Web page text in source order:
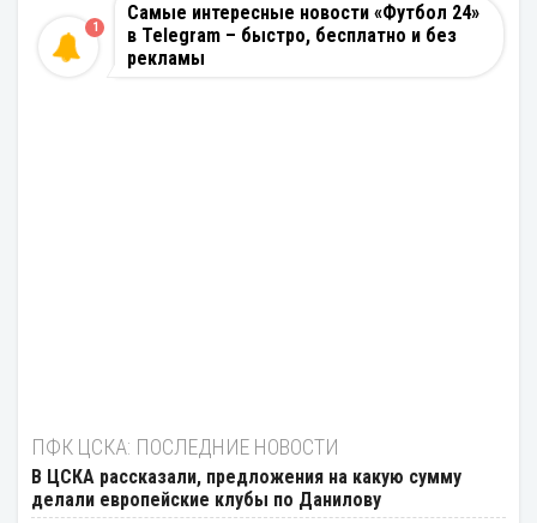
Самые интересные новости «Футбол 24»
в Telegram – быстро, бесплатно и без
рекламы
1
ПФК ЦСКА: ПОСЛЕДНИЕ НОВОСТИ
В ЦСКА рассказали, предложения на какую сумму
делали европейские клубы по Данилову